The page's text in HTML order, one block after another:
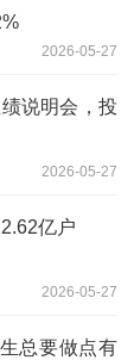
2026-05-27
说明会，投
2026-05-27
亿户
2026-05-27
总要做点有